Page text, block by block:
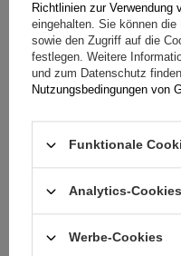
Richtlinien zur Verwendung
eingehalten. Sie können
sowie den Zugriff auf die
festlegen. Weitere
und zum Datenschutz
Nutzungsbedingungen von
Funktionale
Analytics-Cookies
Werbe-Cookies